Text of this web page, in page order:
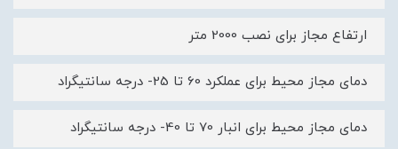
ارتفاع مجاز برای نصب 2000 متر
دمای مجاز محیط برای عملکرد 60 تا 25- درجه سانتیگراد
دمای مجاز محیط برای انبار 70 تا 40- درجه سانتیگراد